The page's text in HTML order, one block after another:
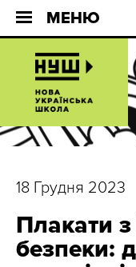
МЕНЮ
18 Грудня 2023
Плакати
безпеки: